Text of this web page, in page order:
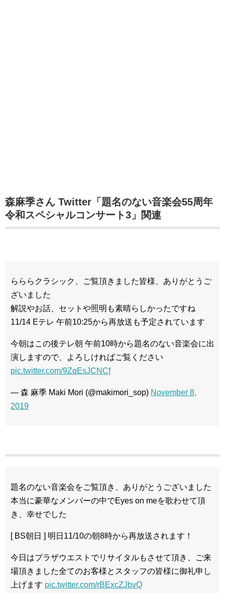
森麻季さん Twitter「題名のない音楽会55周年
令和スペシャルコンサート3」関連
らららクラシック、ご覧頂きました皆様、ありがとうご
ざいました
解説やお話、セットや照明も素晴らしかったですね
11/14 Eテレ 午前10:25から再放送も予定されています
今朝はこの後テレ朝 午前10時から題名のない音楽会に出
演しますので、よろしければご覧ください
pic.twitter.com/9ZqEsJCNCf
— 森 麻季 Maki Mori (@makimori_sop) November 8,
2019
題名のない音楽会をご覧頂き、ありがとうございました
本当に豪華なメンバーの中でEyes on meを歌わせて頂
き、幸せでした
[ BS朝日 ] 明日11/10の朝8時から再放送されます！
今日はプラザウエストでリサイタルもさせて頂き、ご来
場頂きました全てのお客様とスタッフの皆様に御礼申し
上げます pic.twitter.com/rBExcZJbvQ